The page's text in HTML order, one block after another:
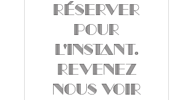
réserver
pour
l'instant.
Revenez
nous voir